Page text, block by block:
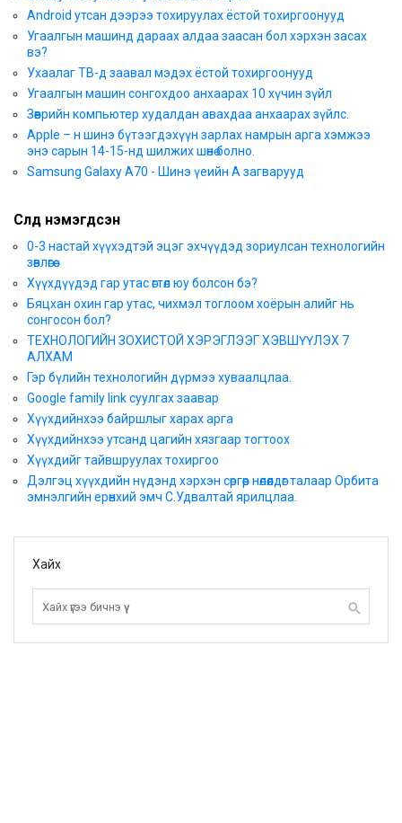
Android утсан дээрээ тохируулах ёстой тохиргоонууд
Угаалгын машинд дараах алдаа заасан бол хэрхэн засах
вэ?
Ухаалаг ТВ-д заавал мэдэх ёстой тохиргоонууд
Угаалгын машин сонгохдоо анхаарах 10 хүчин зүйл
Зөөврийн компьютер худалдан авахдаа анхаарах зүйлс.
Apple – н шинэ бүтээгдэхүүн зарлах намрын арга хэмжээ
энэ сарын 14-15-нд шилжих шөнө болно.
Samsung Galaxy A70 - Шинэ үеийн А загварууд
Сүүлд нэмэгдсэн
0-3 настай хүүхэдтэй эцэг эхчүүдэд зориулсан технологийн
зөвлөгөө
Хүүхдүүдэд гар утас өгтөл юу болсон бэ?
Бяцхан охин гар утас, чихмэл тоглоом хоёрын алийг нь
сонгосон бол?
ТЕХНОЛОГИЙН ЗОХИСТОЙ ХЭРЭГЛЭЭГ ХЭВШҮҮЛЭХ 7
АЛХАМ
Гэр бүлийн технологийн дүрмээ хуваалцлаа.
Google family link суулгах заавар
Хүүхдийнхээ байршлыг харах арга
Хүүхдийнхээ утсанд цагийн хязгаар тогтоох
Хүүхдийг тайвшруулах тохиргоо
Дэлгэц хүүхдийн нүдэнд хэрхэн сөргөөр нөлөөлдөг талаар Орбита
эмнэлгийн ерөнхий эмч С.Удвалтай ярилцлаа.
Хайх